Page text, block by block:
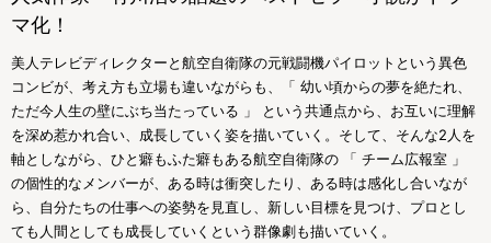
マ化！
美人テレビディレクターと航空自衛隊の元戦闘機パイロットという異色
コンビが、考え方も立場も違いながらも、「 幼い頃からの夢を絶たれ、
ただ今人生の壁にぶち当たっている 」 という共通点から、お互いに理解
を深め惹かれ合い、成長していく姿を描いていく。そして、そんな2人を
軸としながら、ひと癖もふた癖もある航空自衛隊の 「 チーム広報室 」
の個性的なメンバーが、ある時は衝突したり、ある時は感化し合いなが
ら、自分たちの仕事への姿勢を見直し、新しい目標を見つけ、プロとし
ても人間としても成長していくという群像劇も描いていく。